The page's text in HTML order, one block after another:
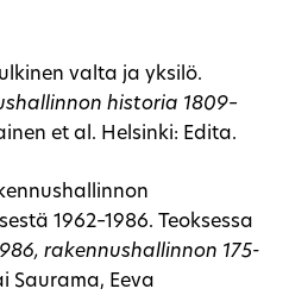
valta ja yksilö.
historia 1809–
et al. Helsinki: Edita.
1962–1986. Teoksessa
rakennushallinnon 175-
Saurama, Eeva